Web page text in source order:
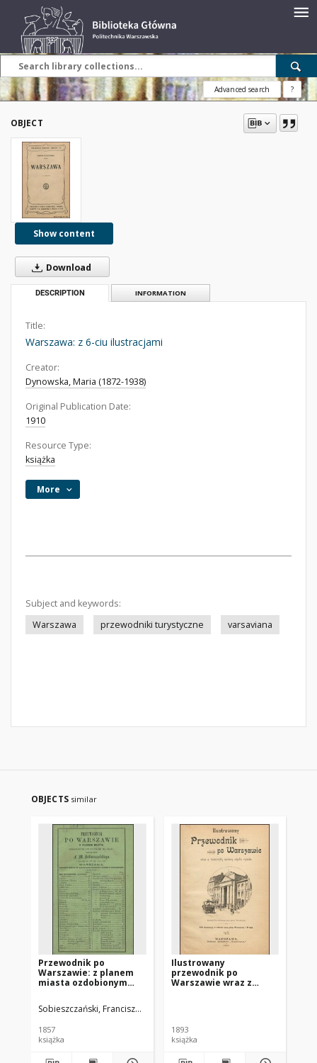
Advanced search ?
OBJECT
Show content
Download
DESCRIPTION INFORMATION
Title:
Warszawa: z 6-ciu ilustracjami
Creator:
Dynowska, Maria (1872-1938)
Original Publication Date:
1910
Resource Type:
książka
More
Subject and keywords:
Warszawa
przewodniki turystyczne varsaviana
OBJECTS similar
Przewodnik po
Warszawie: z planem
miasta ozdobionym
Sobieszczański, Franciszek Maksymilian (1814-1878)
1857
książka
Ilustrowany
przewodnik po
Warszawie wraz z
Pragi)
1893
książka